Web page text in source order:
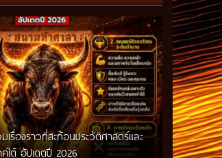
เรื่องราวที่สะท้อนประวัติศาสตร์และ
ใต้ อัปเดตปี 2026